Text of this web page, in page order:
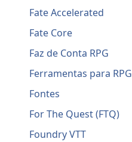
Fate Accelerated
Fate Core
Faz de Conta RPG
Ferramentas para RPG
Fontes
For The Quest (FTQ)
Foundry VTT